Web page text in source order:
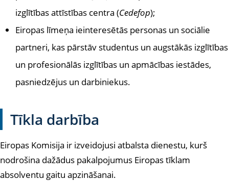
izglītības attīstības centra (Cedefop);
Eiropas līmeņa ieinteresētās personas un sociālie
partneri, kas pārstāv studentus un augstākās izglītības
un profesionālās izglītības un apmācības iestādes,
pasniedzējus un darbiniekus.
Tīkla darbība
Eiropas Komisija ir izveidojusi atbalsta dienestu, kurš
nodrošina dažādus pakalpojumus Eiropas tīklam
absolventu gaitu apzināšanai.